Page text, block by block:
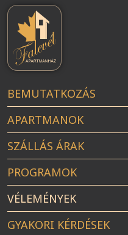
Skip
content
BEMUTATKOZÁS
APARTMANOK
SZÁLLÁS ÁRAK
PROGRAMOK
VÉLEMÉNYEK
GYAKORI KÉRDÉSEK